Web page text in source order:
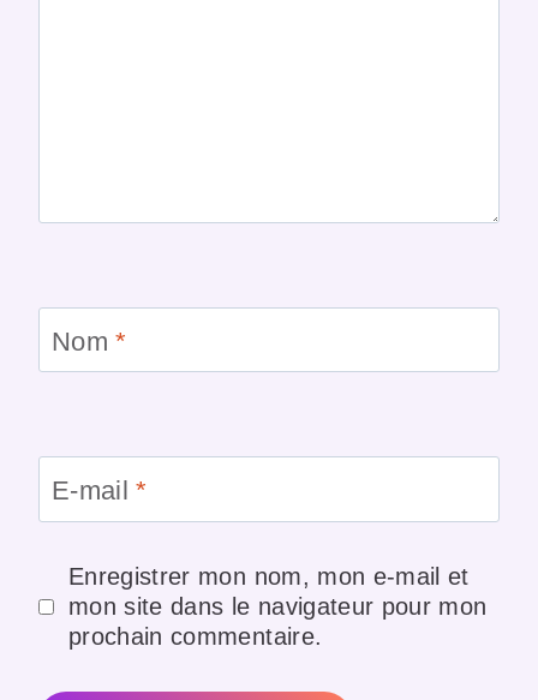
Nom*
E-mail*
Enregistrer mon nom, mon e-mail et
mon site dans le navigateur pour mon
prochain commentaire.